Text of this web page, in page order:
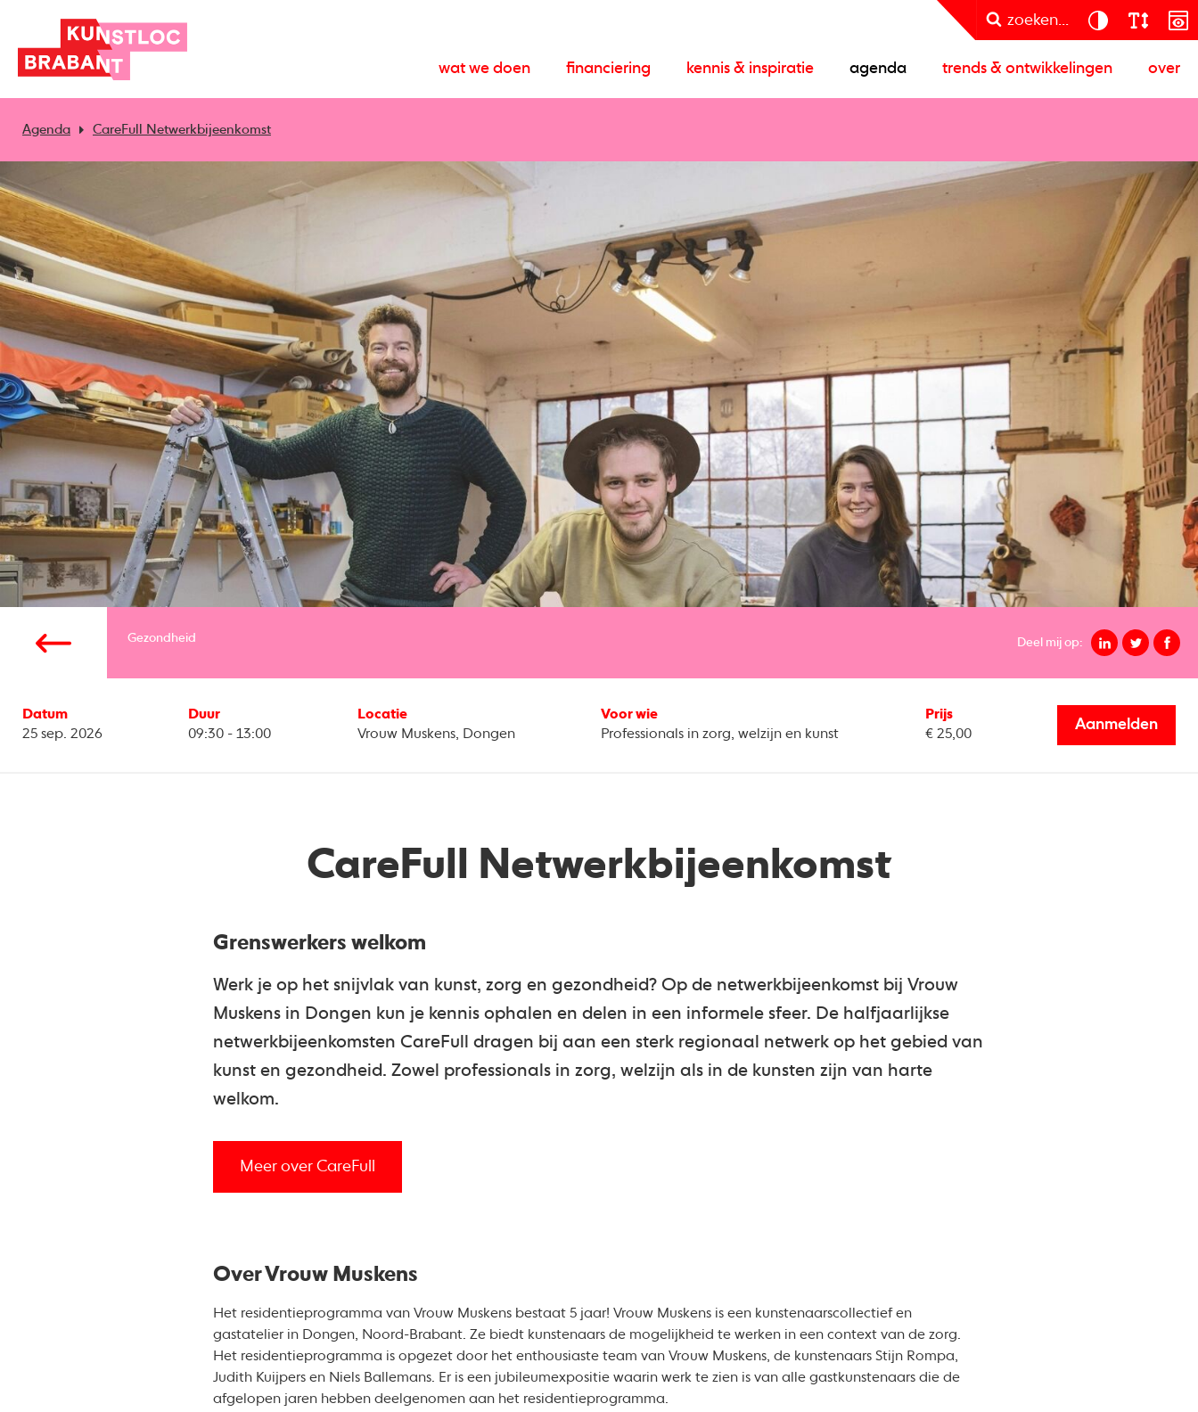
zoeken...
wat we doen financiering kennis & inspiratie agenda trends & ontwikkelingen over
Agenda CareFull Netwerkbijeenkomst
Gezondheid Deel mij op:
Datum
25 sep. 2026
Duur
09:30 - 13:00
Locatie
Vrouw Muskens, Dongen
Voor wie
Professionals in zorg, welzijn en kunst
Prijs
€ 25,00
Aanmelden
CareFull Netwerkbijeenkomst
Grenswerkers welkom
Werk je op het snijvlak van kunst, zorg en gezondheid? Op de netwerkbijeenkomst bij Vrouw
Muskens in Dongen kun je kennis ophalen en delen in een informele sfeer. De halfjaarlijkse
netwerkbijeenkomsten CareFull dragen bij aan een sterk regionaal netwerk op het gebied van
kunst en gezondheid. Zowel professionals in zorg, welzijn als in de kunsten zijn van harte
welkom.
Meer over CareFull
Over Vrouw Muskens
Het residentieprogramma van Vrouw Muskens bestaat 5 jaar! Vrouw Muskens is een kunstenaarscollectief en
gastatelier in Dongen, Noord-Brabant. Ze biedt kunstenaars de mogelijkheid te werken in een context van de zorg.
Het residentieprogramma is opgezet door het enthousiaste team van Vrouw Muskens, de kunstenaars Stijn Rompa,
Judith Kuijpers en Niels Ballemans. Er is een jubileumexpositie waarin werk te zien is van alle gastkunstenaars die de
afgelopen jaren hebben deelgenomen aan het residentieprogramma.